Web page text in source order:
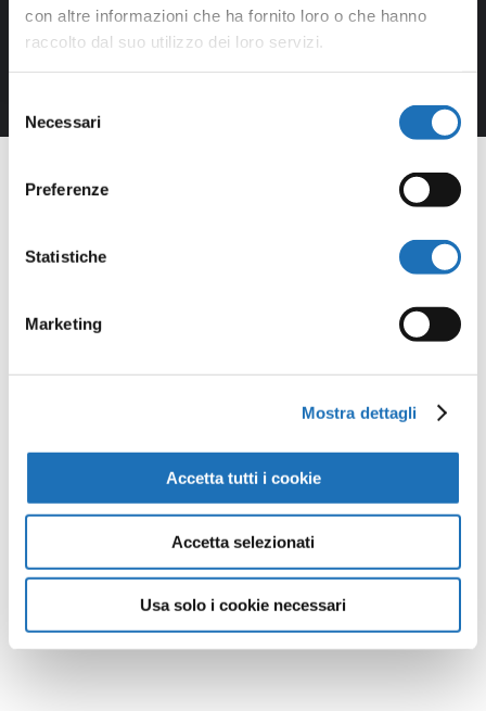
con altre informazioni che ha fornito loro o che hanno
raccolto dal suo utilizzo dei loro servizi.
delNecessari
Preferenze
Statistiche
Marketing
Mostra dettagli
Accetta tutti i cookie
Accetta selezionati
Usa solo i cookie necessari
Virtuale
opere della collezione d’arte di
Cesenatico nella Galleria Virtuale:
un viaggio artistico senza confini.
Guarda tutte le opere